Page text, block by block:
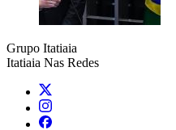
Grupo Itatiaia
Itatiaia Nas Redes